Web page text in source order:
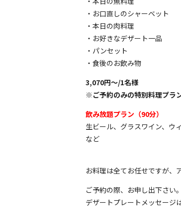
・お口直しのシャーベット
・本日の肉料理
・お好きなデザート一品
・パンセット
・食後のお飲み物
3,070円〜/1名様
※ご予約のみの特別料理プラ
飲み放題プラン（90分）
生ビール、グラスワイン、ウ
など
お料理は全てお任せですが、
ご予約の際、お申し出下さい。
デザートプレートメッセージ